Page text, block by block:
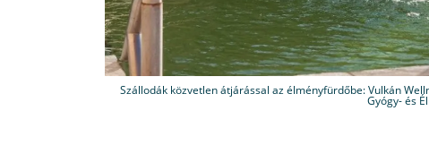
Szállodák közvetlen átjárással az élményfürdőbe: Vulkán
Gyógy- és